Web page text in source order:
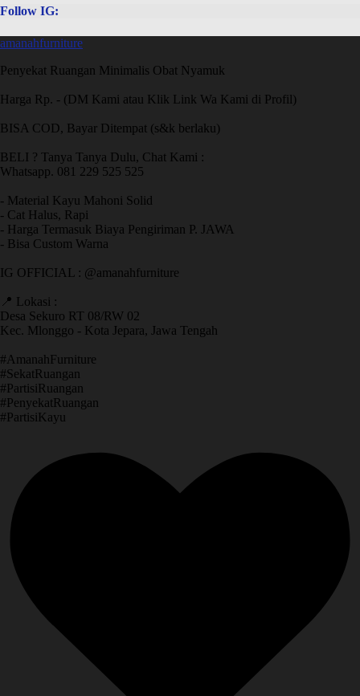
Follow IG:
amanahfurniture
Penyekat Ruangan Minimalis Obat Nyamuk
Harga Rp. - (DM Kami atau Klik Link Wa Kami di Profil)
BISA COD, Bayar Ditempat (s&k berlaku)
BELI ? Tanya Tanya Dulu, Chat Kami :
Whatsapp. 081 229 525 525
- Material Kayu Mahoni Solid
- Cat Halus, Rapi
- Harga Termasuk Biaya Pengiriman P. JAWA
- Bisa Custom Warna
IG OFFICIAL : @amanahfurniture
📍 Lokasi :
Desa Sekuro RT 08/RW 02
Kec. Mlonggo - Kota Jepara, Jawa Tengah
​#AmanahFurniture
​#SekatRuangan
​#PartisiRuangan
​#PenyekatRuangan
​#PartisiKayu